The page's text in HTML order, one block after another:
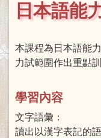
日本語能
本課程為日本語能
力試範圍作出重點訓
學習內容
文字語彙：
讀出以漢字表記的